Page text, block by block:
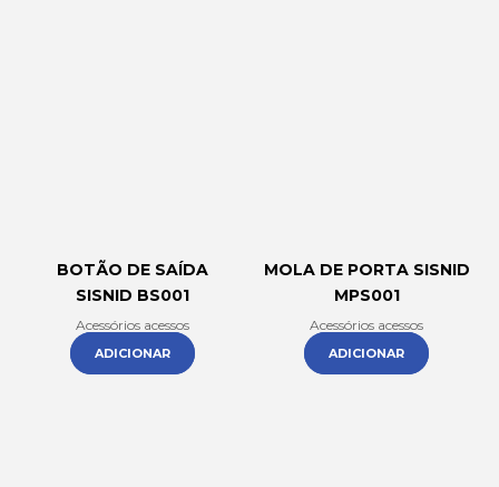
BOTÃO DE SAÍDA
SISNID BS001
Acessórios acessos
ADICIONAR
MOLA DE PORTA SISNID
MPS001
Acessórios acessos
ADICIONAR